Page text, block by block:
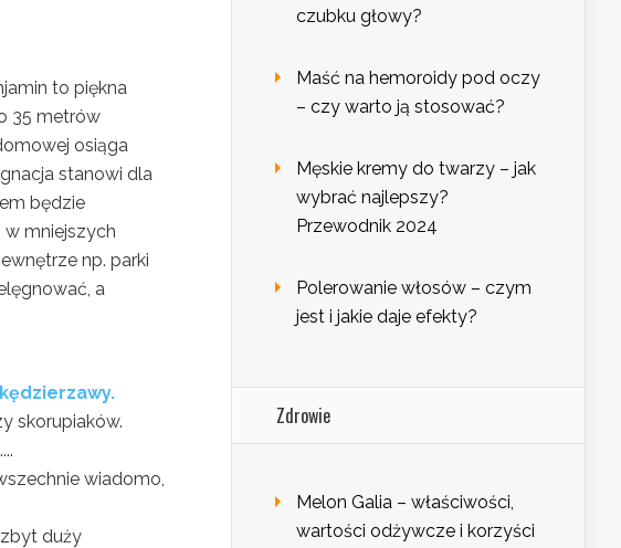
to piękna
35 metrów
osiąga
stanowi dla
będzie
mniejszych
np. parki
a
skorupiaków.
wiadomo,
duży
czubku głowy?
Maść na hemoroidy pod oczy
– czy warto ją stosować?
Męskie kremy do twarzy – jak
wybrać najlepszy?
Przewodnik 2024
Polerowanie włosów – czym
jest i jakie daje efekty?
Zdrowie
Melon Galia – właściwości,
wartości odżywcze i korzyści